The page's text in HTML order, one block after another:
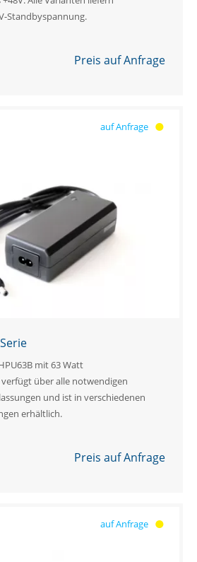
Standbyspannung.
Preis auf Anfrage
auf Anfrage
mit 63 Watt
über alle notwendigen
und ist in verschiedenen
erhältlich.
Preis auf Anfrage
auf Anfrage